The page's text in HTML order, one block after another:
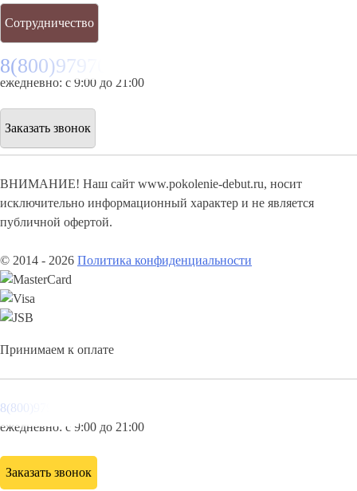
Сотрудничество
8(800)9797043
ежедневно: с 9:00 до 21:00
Заказать звонок
ВНИМАНИЕ! Наш сайт www.pokolenie-debut.ru, носит
исключительно информационный характер и не является
публичной офертой.
© 2014 - 2026 Политика конфиденциальности
Принимаем к оплате
8(800)9797043
ежедневно: с 9:00 до 21:00
Заказать звонок